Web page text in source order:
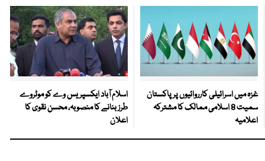
غزہ میں اسرائیلی کارروائیوں پر پاکستان
سمیت 8 اسلامی ممالک کا مشترکہ
اعلامیہ
اسلام آباد ایکسپریس وے کو موٹروے
طرز بنانے کا منصوبہ، محسن نقوی کا
اعلان